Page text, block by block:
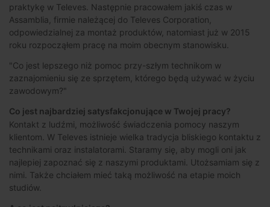
praktykę w Televes. Następnie pracowałem jakiś czas w
Assamblia, firmie należącej do Televes Corporation,
odpowiedzialnej za montaż produktów, natomiast już w 2015
roku rozpocząłem pracę na moim obecnym stanowisku.
"Co jest lepszego niż pomoc przy-szłym technikom w
zaznajomieniu się ze sprzętem, którego będą używać w życiu
zawodowym?"
Co jest najbardziej satysfakcjonujące w Twojej pracy?
Kontakt z ludźmi, możliwość świadczenia pomocy naszym
klientom. W Televes istnieje wielka tradycja bliskiego kontaktu z
technikami oraz instalatorami. Staramy się, aby mogli oni jak
najlepiej zapoznać się z naszymi produktami. Utożsamiam się z
nimi. Także chciałem mieć taką możliwość na etapie moich
studiów.